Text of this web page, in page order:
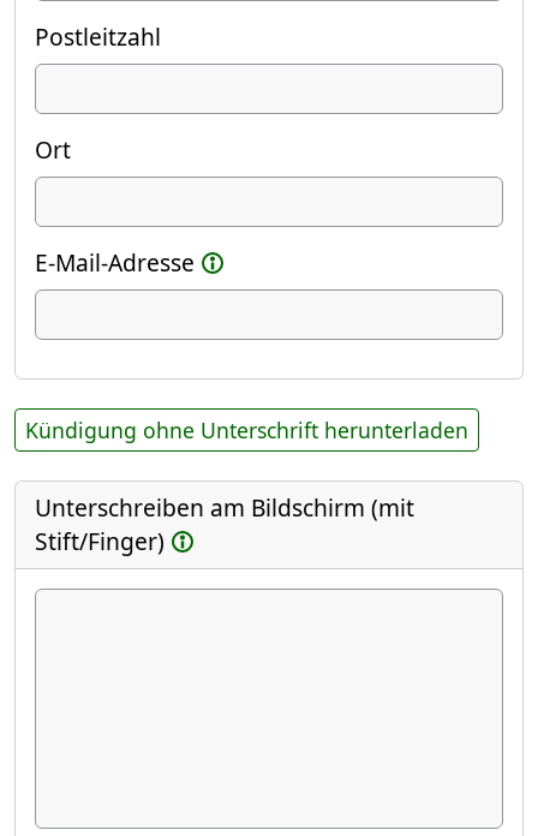
Postleitzahl
Ort
E-Mail-Adresse
Kündigung ohne Unterschrift herunterladen
Unterschreiben am Bildschirm (mit
Stift/Finger)